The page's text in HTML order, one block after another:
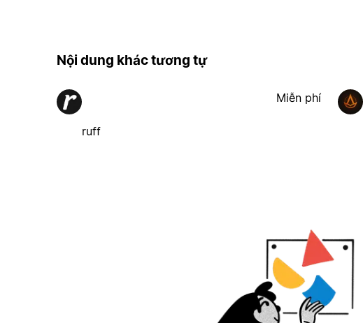
Nội dung khác tương tự
ruff
Miễn phí